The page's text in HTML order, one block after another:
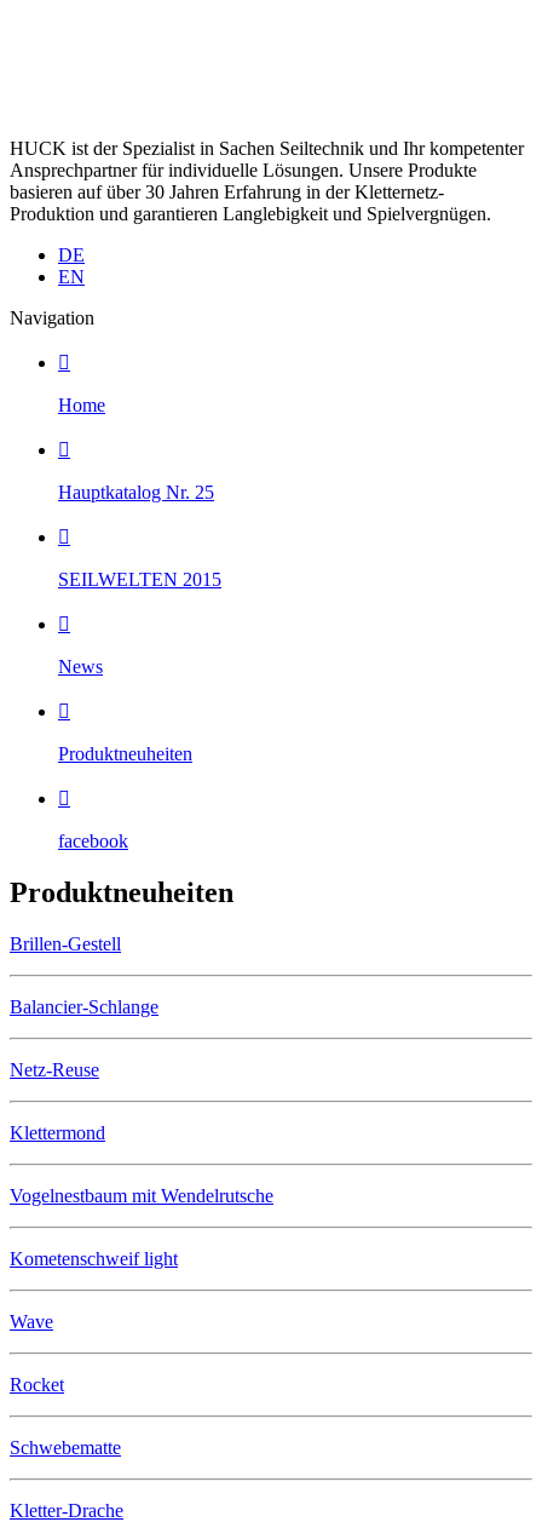
HUCK ist der Spezialist in Sachen Seiltechnik und Ihr kompetenter
Ansprechpartner für individuelle Lösungen. Unsere Produkte
basieren auf über 30 Jahren Erfahrung in der Kletternetz-
Produktion und garantieren Langlebigkeit und Spielvergnügen.
DE
EN
Navigation

Home

Hauptkatalog Nr. 25

SEILWELTEN 2015

News

Produktneuheiten

facebook
Produktneuheiten
Brillen-Gestell
Balancier-Schlange
Netz-Reuse
Klettermond
Vogelnestbaum mit Wendelrutsche
Kometenschweif light
Wave
Rocket
Schwebematte
Kletter-Drache